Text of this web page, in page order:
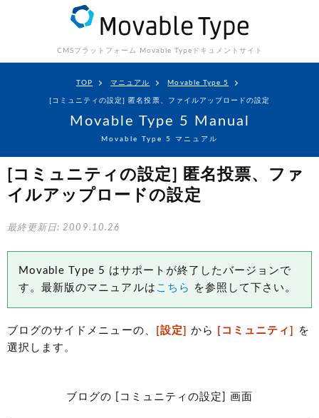
CMSプラットフォーム Movable Type ドキュメントサイト
TOP マニュアル Movable Type 5
[コミュニティの設定] 匿名投票、ファイルアップロードの設定
Movable Type 5 Manual
Movable Type 5 マニュアル
[コミュニティの設定] 匿名投票、ファ
イルアップロードの設定
最終更新日: 2009.10.26
Movable Type 5 はサポートが終了したバージョンで
す。最新版のマニュアルは こちら を参照して下さい。
ブログのサイドメニューの、 [設定] から [コミュニティ]
を
選択します。
ブログの [コミュニティの設定] 画面